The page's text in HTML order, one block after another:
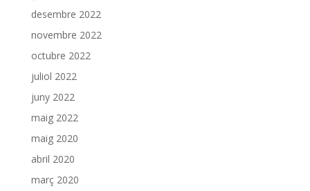
desembre 2022
novembre 2022
octubre 2022
juliol 2022
juny 2022
maig 2022
maig 2020
abril 2020
març 2020